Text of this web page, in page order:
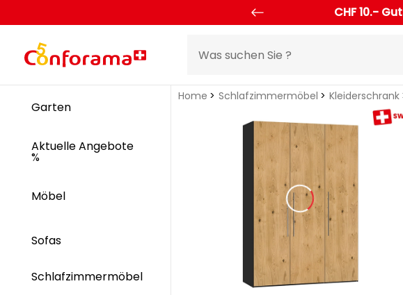
CHF 10.-
Garten
Aktuelle Angebote
%
Möbel
Sofas
Schlafzimmermöbel
Home Schlafzimmermöbel Kleiderschrank